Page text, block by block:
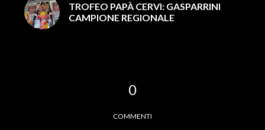
TROFEO PAPÀ CERVI: GASPARRINI
CAMPIONE REGIONALE
0
COMMENTI